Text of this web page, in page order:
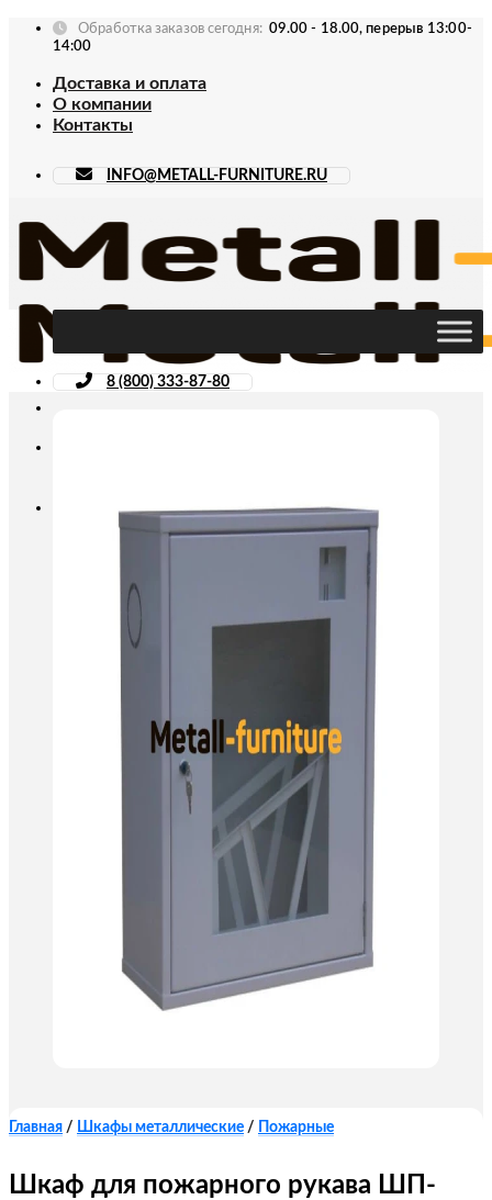
Skip
Обработка заказов сегодня: 09.00 - 18.00, перерыв 13:00-
14:00
Доставка и оплата
О компании
Контакты
INFO@METALL-FURNITURE.RU
8 (800) 333-87-80
Главная / Шкафы металлические / Пожарные
Шкаф для пожарного рукава ШП-